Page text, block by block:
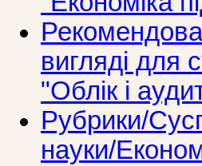
вигляді для
"Облік і
Рубрики/
науки/